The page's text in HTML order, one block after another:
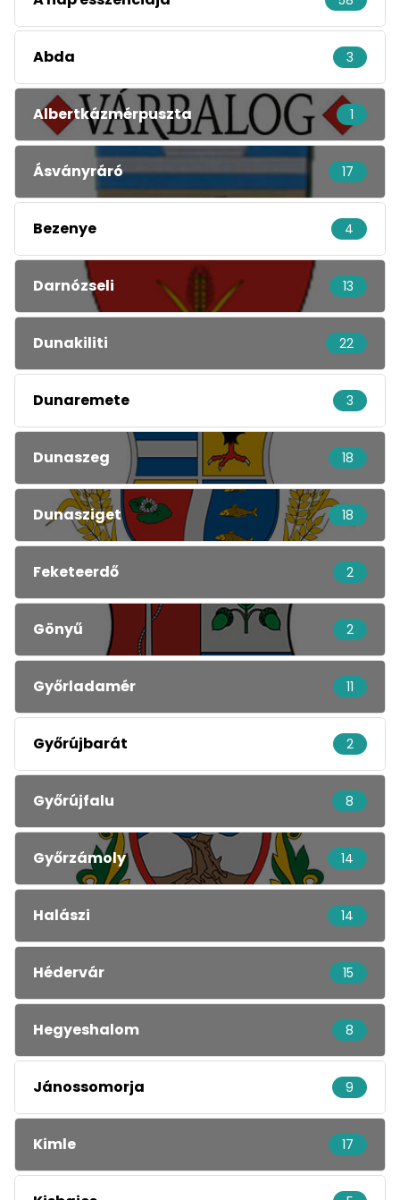
Abda 3
Albertkázmérpuszta 1
Ásványráró 17
Bezenye 4
Darnózseli 13
Dunakiliti 22
Dunaremete 3
Dunaszeg 18
Dunasziget 18
Feketeerdő 2
Gönyű 2
Győrladamér 11
Győrújbarát 2
Győrújfalu 8
Győrzámoly 14
Halászi 14
Hédervár 15
Hegyeshalom 8
Jánossomorja 9
Kimle 17